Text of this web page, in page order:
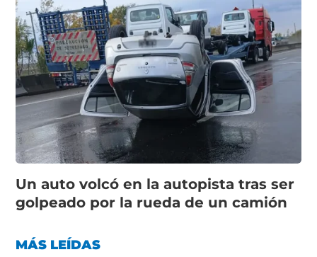
Un auto volcó en la autopista tras ser
golpeado por la rueda de un camión
MÁS LEÍDAS